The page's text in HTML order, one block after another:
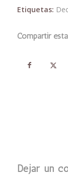
Etiquetas:
Compartir
Dejar un